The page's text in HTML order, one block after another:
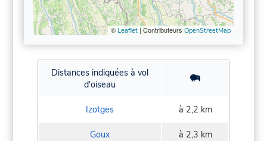
© Leaflet| Contributeurs OpenStreetMap
Distances indiquées à vol
d'oiseau
Izotges à 2,2 km
Goux à 2,3 km